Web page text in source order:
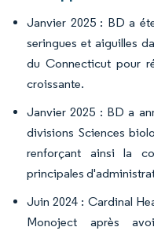
Janvier 2025 : BD a
seringues et aiguilles
du Connecticut pour
croissante.
Janvier 2025 : BD a
divisions Sciences
renforçant ainsi la
principales
Juin 2024 : Cardinal
Monoject après